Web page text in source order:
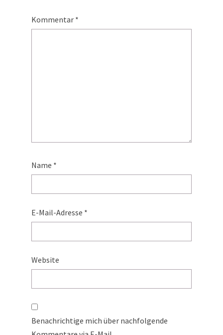
Kommentar *
Name *
E-Mail-Adresse *
Website
Benachrichtige mich über nachfolgende